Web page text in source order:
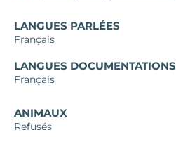
LANGUES PARLÉES
Français
LANGUES DOCUMENTATIONS
Français
ANIMAUX
Refusés